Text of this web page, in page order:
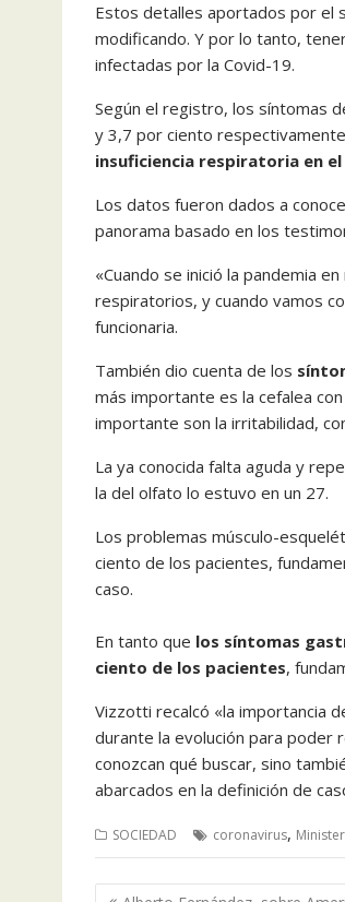
Estos detalles aportados por el
modificando. Y por lo tanto,
infectadas por la Covid-19.
Según el registro, los síntomas
y 3,7 por ciento
insuficiencia respiratoria en
Los datos fueron dados a
panorama basado en los
«Cuando se inició la pandemia
respiratorios, y cuando vamos
funcionaria.
También dio cuenta de los
más importante es la cefalea
importante son la irritabilidad,
La ya conocida falta aguda y
la del olfato lo estuvo en un 27.
Los problemas músculo-
ciento de los pacientes,
caso.
En tanto que los síntomas
ciento de los pacientes,
Vizzotti recalcó «la importancia
durante la evolución para poder
conozcan qué buscar, sino
abarcados en la definición de
SOCIEDAD coronavirus,